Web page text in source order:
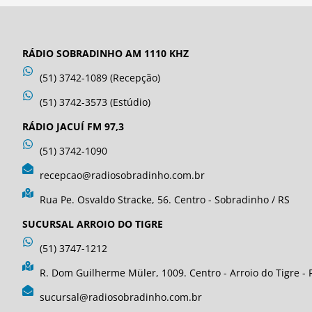
RÁDIO SOBRADINHO AM 1110 KHZ
(51) 3742-1089 (Recepção)
(51) 3742-3573 (Estúdio)
RÁDIO JACUÍ FM 97,3
(51) 3742-1090
recepcao@radiosobradinho.com.br
Rua Pe. Osvaldo Stracke, 56. Centro - Sobradinho / RS
SUCURSAL ARROIO DO TIGRE
(51) 3747-1212
R. Dom Guilherme Müler, 1009. Centro - Arroio do Tigre -
sucursal@radiosobradinho.com.br